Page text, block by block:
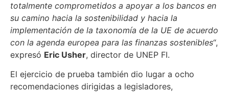
totalmente comprometidos a apoyar a los bancos en
su camino hacia la sostenibilidad y hacia la
implementación de la taxonomía de la UE de acuerdo
con la agenda europea para las finanzas sostenibles“,
expresó Eric Usher, director de UNEP FI.
El ejercicio de prueba también dio lugar a ocho
recomendaciones dirigidas a legisladores,